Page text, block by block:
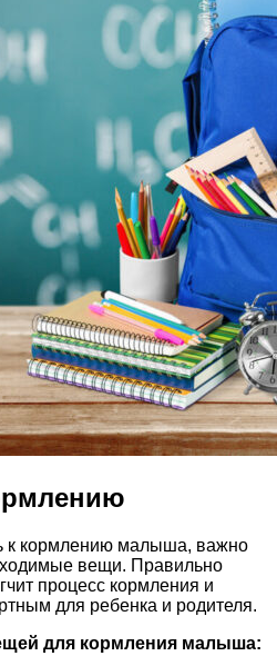
к кормлению малыша, важно
вещи. Правильно
процесс кормления и
для ребенка и родителя.
для кормления малыша: